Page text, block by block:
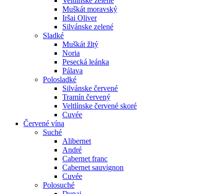
Muškát moravský
Iršai Oliver
Silvánske zelené
Sladké
Muškát žltý
Noria
Pesecká leánka
Pálava
Polosladké
Silvánske červené
Tramín červený
Veltlínske červené skoré
Cuvée
Červené vína
Suché
Alibernet
André
Cabernet franc
Cabernet sauvignon
Cuvée
Polosuché